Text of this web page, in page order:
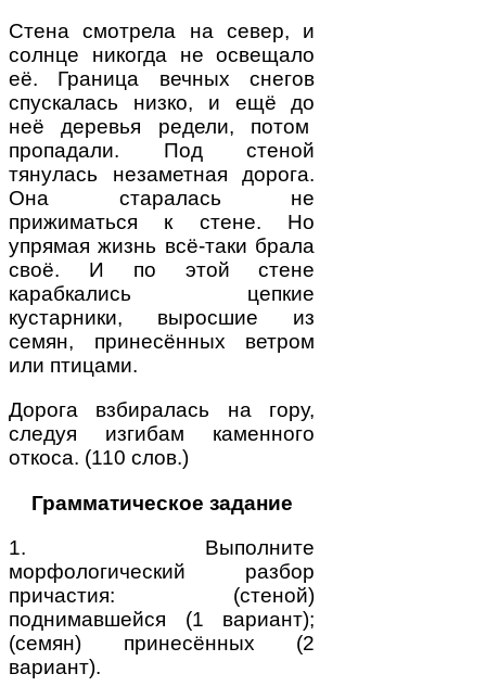
Стена смотрела на север, и
солнце никогда не освещало
её. Граница вечных снегов
спускалась низко, и ещё до
неё деревья редели, потом
пропадали. Под стеной
тянулась незаметная дорога.
Она старалась не
прижиматься к стене. Но
упрямая жизнь всё-таки брала
своё. И по этой стене
карабкались цепкие
кустарники, выросшие из
семян, принесённых ветром
или птицами.
Дорога взбиралась на гору,
следуя изгибам каменного
откоса. (110 слов.)
Грамматическое задание
1. Выполните
морфологический разбор
причастия: (стеной)
поднимавшейся (1 вариант);
(семян) принесённых (2
вариант).